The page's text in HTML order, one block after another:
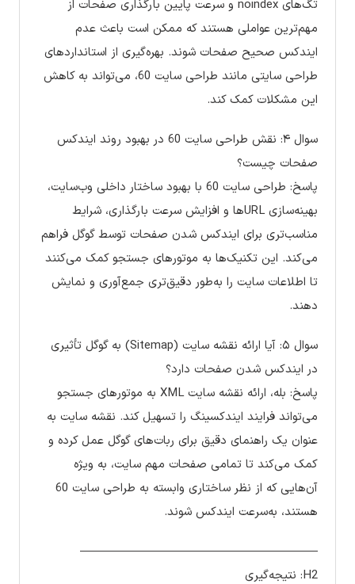
تگ‌های noindex و سرعت پایین بارگذاری صفحات از
مهم‌ترین عواملی هستند که ممکن است باعث عدم
ایندکس صحیح صفحات شوند. بهره‌گیری از استانداردهای
طراحی سایتی مانند طراحی سایت 60، می‌تواند به کاهش
این مشکلات کمک کند.
سوال ۴: نقش طراحی سایت 60 در بهبود روند ایندکس
صفحات چیست؟
پاسخ: طراحی سایت 60 با بهبود ساختار داخلی وب‌سایت،
بهینه‌سازی URLها و افزایش سرعت بارگذاری، شرایط
مناسب‌تری برای ایندکس شدن صفحات توسط گوگل فراهم
می‌کند. این تکنیک‌ها به موتورهای جستجو کمک می‌کنند
تا اطلاعات سایت را به‌طور دقیق‌تری جمع‌آوری و نمایش
دهند.
سوال ۵: آیا ارائه نقشه سایت (Sitemap) به گوگل تأثیری
در ایندکس شدن صفحات دارد؟
پاسخ: بله، ارائه نقشه سایت XML به موتورهای جستجو
می‌تواند فرایند ایندکسینگ را تسهیل کند. نقشه سایت به
عنوان یک راهنمای دقیق برای ربات‌های گوگل عمل کرده و
کمک می‌کند تا تمامی صفحات مهم سایت، به ویژه
آن‌هایی که از نظر ساختاری وابسته به طراحی سایت 60
هستند، به‌سرعت ایندکس شوند.
————————————————————
H2: نتیجه‌گیری